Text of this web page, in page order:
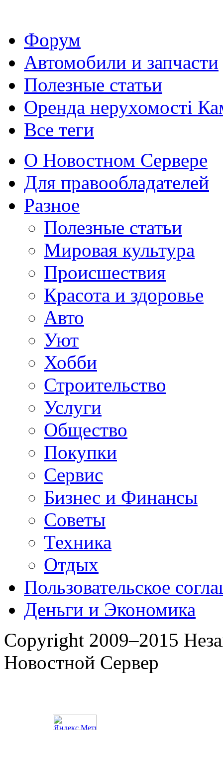
Форум
Автомобили и запчасти
Полезные статьи
Оренда нерухомості
Все теги
О Новостном Сервере
Для правообладателей
Разное
Полезные статьи
Мировая культура
Происшествия
Красота и здоровье
Авто
Уют
Хобби
Строительство
Услуги
Общество
Покупки
Сервис
Бизнес и Финансы
Советы
Техника
Отдых
Пользовательское
Деньги и Экономика
Copyright 2009–2015
Новостной Сервер